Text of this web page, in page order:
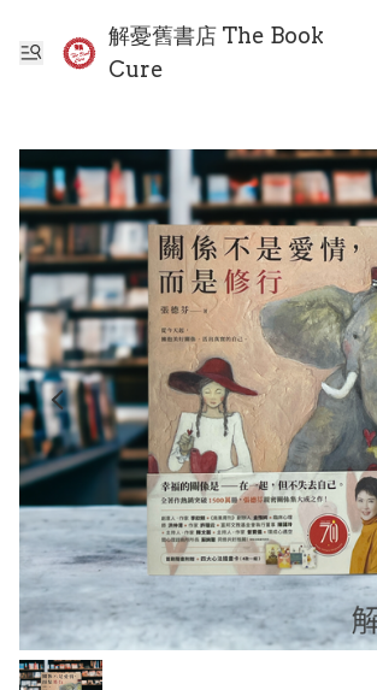
解憂舊書店 The Book
Cure